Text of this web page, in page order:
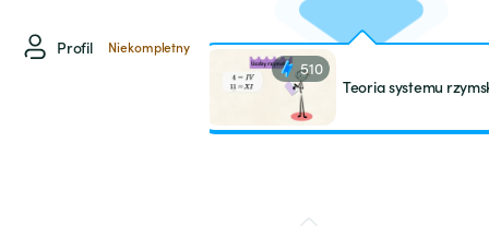
Profil Niekompletny
510
Teoria systemu